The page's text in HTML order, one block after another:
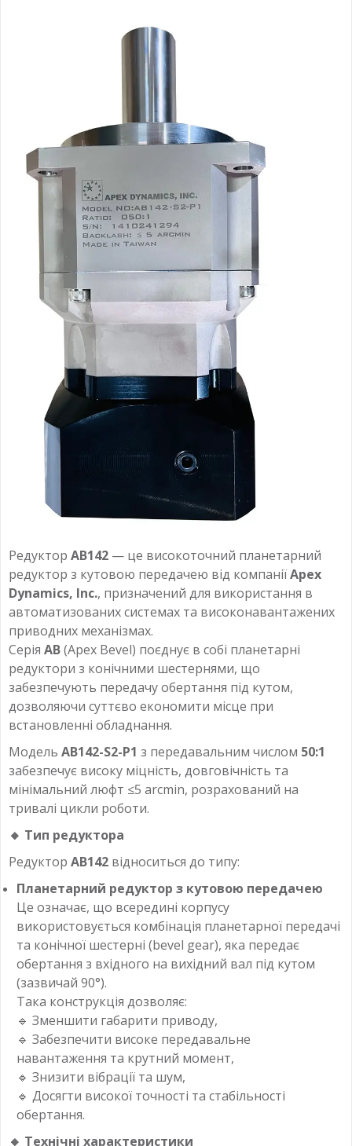
Редуктор AB142 — це високоточний планетарний
редуктор з кутовою передачею від компаніїApex
Dynamics, Inc., призначений для використання в
автоматизованих системах та високонавантажених
приводних механізмах.
Серія AB(Apex Bevel) поєднує в собі планетарні
редуктори з конічними шестернями, що
забезпечують передачу обертання під кутом,
дозволяючи суттєво економити місце при
встановленні обладнання.
Модель AB142-S2-P1 з передавальним числом 50:1
забезпечує високу міцність, довговічність та
мінімальний люфт ≤5 arcmin, розрахований на
тривалі цикли роботи.
🔸 Тип редуктора
Редуктор AB142 відноситься до типу:
Планетарний редуктор з кутовою передачею
Це означає, що всередині корпусу
використовується комбінація планетарної передачі
та конічної шестерні (bevel gear), яка передає
обертання з вхідного на вихідний вал під кутом
(зазвичай 90°).
Така конструкція дозволяє:
🔹 Зменшити габарити приводу,
🔹 Забезпечити високе передавальне
навантаження та крутний момент,
🔹 Знизити вібрації та шум,
🔹 Досягти високої точності та стабільності
обертання.
🔸 Технічні характеристики